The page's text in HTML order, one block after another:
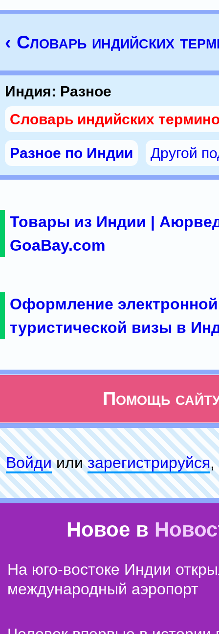
‹ Словарь индийских
Индия: Разное
Словарь индийских
Разное по Индии Другой
Товары из Индии |
GoaBay.com
Оформление электронной
туристической визы в
Помощь
Войдиилизарeгиcтpируйся,
Новое в
На юго-востоке Индии
международный аэропорт